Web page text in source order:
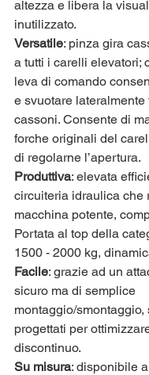
altezza e libera la
inutilizzato.
Versatile: pinza gira
a tutti i carelli elevatori;
leva di comando
e svuotare lateralmente
cassoni. Consente di
forche originali del
di regolarne l’apertura.
Produttiva: elevata
circuiteria idraulica che
macchina potente,
Portata al top della
1500 - 2000 kg,
Facile: grazie ad un
sicuro ma di semplice
montaggio/smontaggio,
progettati per
discontinuo.
Su misura: disponibile